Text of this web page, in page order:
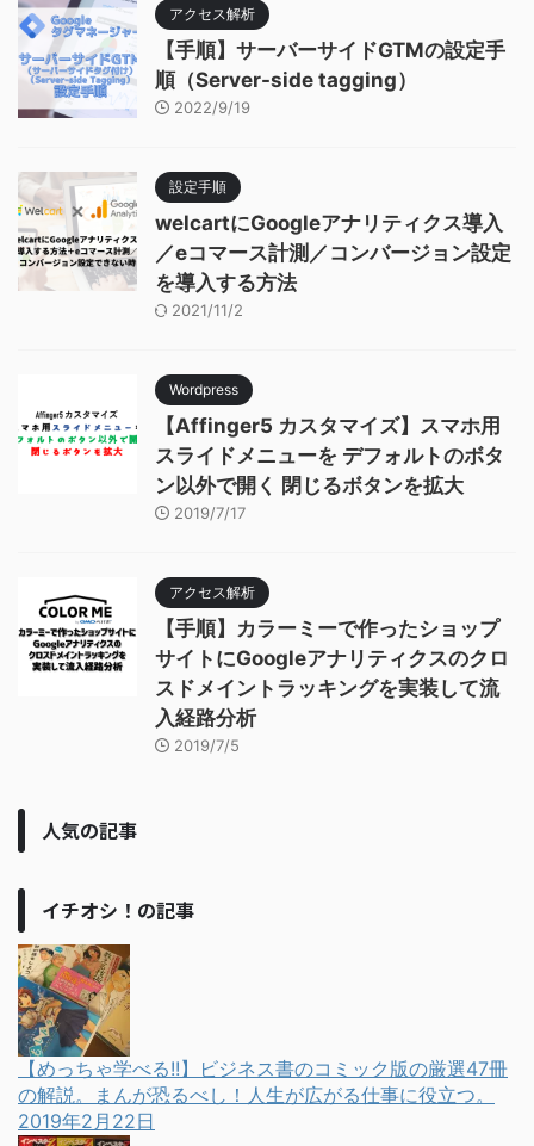
アクセス解析
【手順】サーバーサイドGTMの設定手
順（Server-side tagging）
2022/9/19
設定手順
welcartにGoogleアナリティクス導入
／eコマース計測／コンバージョン設定
を導入する方法
2021/11/2
Wordpress
【Affinger5 カスタマイズ】スマホ用
スライドメニューを デフォルトのボタ
ン以外で開く 閉じるボタンを拡大
2019/7/17
アクセス解析
【手順】カラーミーで作ったショップ
サイトにGoogleアナリティクスのクロ
スドメイントラッキングを実装して流
入経路分析
2019/7/5
人気の記事
イチオシ！の記事
【めっちゃ学べる!!】ビジネス書のコミック版の厳選47冊
の解説。まんが恐るべし！人生が広がる仕事に役立つ。
2019年2月22日